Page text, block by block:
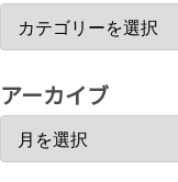
アーカイブ